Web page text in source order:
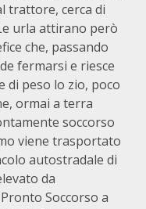
trattore, cerca di
urla attirano però
che, passando
fermarsi e riesce
di peso lo zio, poco
ormai a terra
soccorso
viene trasportato
autostradale di
da
Soccorso a